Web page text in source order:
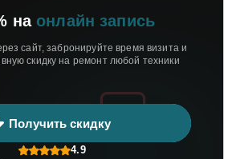
на онлайн запись
сайт, забронируйте время визита и
скидку на ремонт любой техники
Получить скидку
4.9